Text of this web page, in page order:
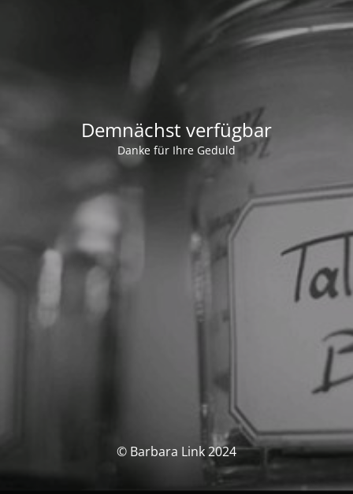
Demnächst verfügbar
Danke für Ihre Geduld
© Barbara Link 2024